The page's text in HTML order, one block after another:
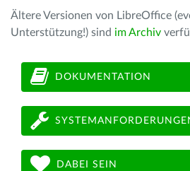
Ältere Versionen von LibreOffice
Unterstützung!) sind im Archiv
DOKUMENTATION
DABEI SEIN